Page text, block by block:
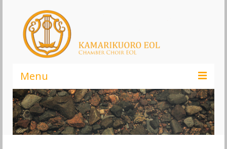
Menu
Kamarikuoro EOL – Elämä On Laulamista!
Infoa kuorosta